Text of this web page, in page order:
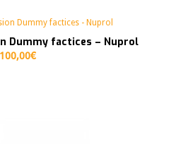
Dummy factices – Nuprol
100,00€